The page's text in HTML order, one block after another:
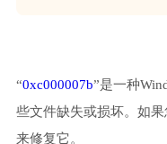
“0xc000007b”是一种
些文件缺失或损坏。如
来修复它。